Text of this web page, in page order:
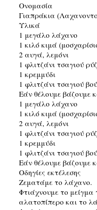
Ονομασία
Γιαπράκια
Υλικά
1 μεγάλο λάχανο
1 κιλό κιμά
2 αυγά, λεμόνι
1 φλιτζάνι τσαγιού
1 κρεμμύδι
1 φλιτζάνι τσαγιού
Εάν θέλουμε βάζουμε
1 μεγάλο λάχανο
1 κιλό κιμά
2 αυγά, λεμόνι
1 φλιτζάνι τσαγιού
1 κρεμμύδι
1 φλιτζάνι τσαγιού
Εάν θέλουμε βάζουμε
Οδηγίες εκτέλεσης
Ζεματάμε το λάχανο.
Φτιάχνουμε το μείγμα
αλατοπίπερο και το